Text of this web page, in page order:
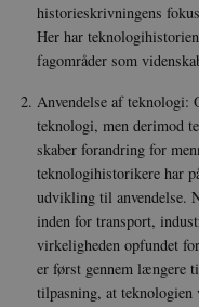
historieskrivningens
Her har
fagområder som
Anvendelse af teknologi:
teknologi, men derimod
skaber forandring for
teknologihistorikere har
udvikling til anvendelse.
inden for transport,
virkeligheden opfundet
er først gennem længere
tilpasning, at